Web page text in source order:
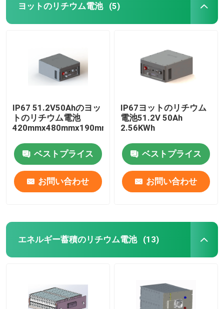
ヨットのリチウム電池 (5)
IP67 51.2V50Ahのヨッ
トのリチウム電池
420mmx480mmx190mm
ベストプライス
お問い合わせ
IP67ヨットのリチウム
電池51.2V 50Ah
2.56KWh
ベストプライス
お問い合わせ
エネルギー蓄積のリチウム電池 (13)